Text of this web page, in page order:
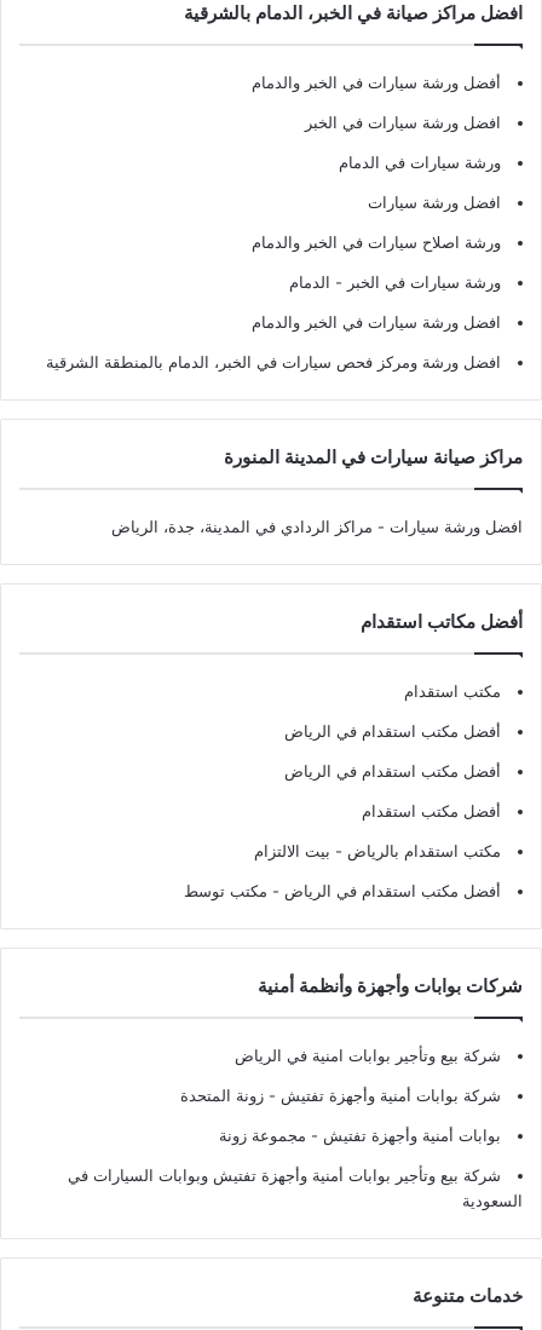
افضل مراكز صيانة في الخبر، الدمام بالشرقية
أفضل ورشة سيارات في الخبر والدمام
افضل ورشة سيارات في الخبر
ورشة سيارات في الدمام
افضل ورشة سيارات
ورشة اصلاح سيارات في الخبر والدمام
ورشة سيارات في الخبر - الدمام
افضل ورشة سيارات في الخبر والدمام
افضل ورشة ومركز فحص سيارات في الخبر، الدمام بالمنطقة الشرقية
مراكز صيانة سيارات في المدينة المنورة
افضل ورشة سيارات - مراكز الردادي في المدينة، جدة، الرياض
أفضل مكاتب استقدام
مكتب استقدام
أفضل مكتب استقدام في الرياض
أفضل مكتب استقدام في الرياض
أفضل مكتب استقدام
مكتب استقدام بالرياض - بيت الالتزام
أفضل مكتب استقدام في الرياض - مكتب توسط
شركات بوابات وأجهزة وأنظمة أمنية
شركة بيع وتأجير بوابات امنية في الرياض
شركة بوابات أمنية وأجهزة تفتيش - زونة المتحدة
بوابات أمنية وأجهزة تفتيش - مجموعة زونة
شركة بيع وتأجير بوابات أمنية وأجهزة تفتيش وبوابات السيارات في
السعودية
خدمات متنوعة